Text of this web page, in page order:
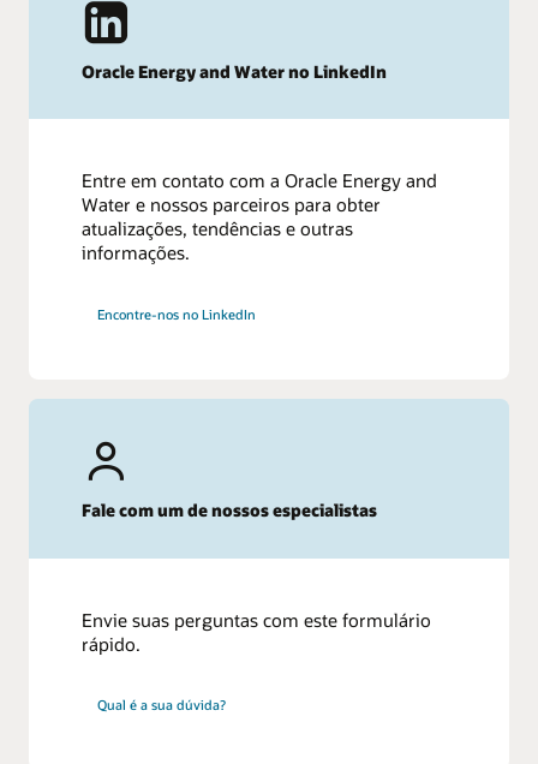
Oracle Energy and Water no LinkedIn
Entre em contato com a Oracle Energy and
Water e nossos parceiros para obter
atualizações, tendências e outras
informações.
Encontre-nos no LinkedIn
Fale com um de nossos especialistas
Envie suas perguntas com este formulário
rápido.
Qual é a sua dúvida?